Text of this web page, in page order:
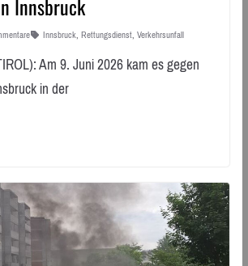
Innsbruck
Innsbruck, Rettungsdienst, Verkehrsunfall
Am 9. Juni 2026 kam es gegen
in der